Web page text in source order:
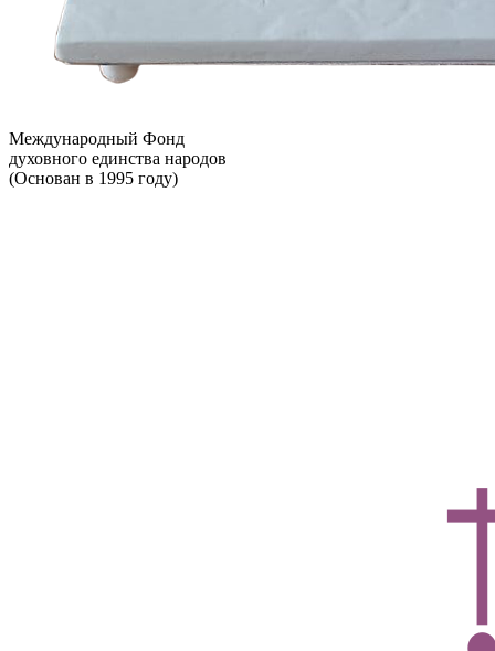
Международный Фонд
духовного единства народов
(Основан в 1995 году)